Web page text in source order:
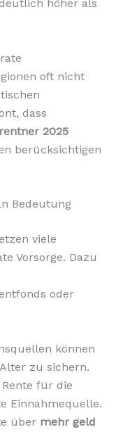
höher als
oft nicht
dass
2025
berücksichtigen
Bedeutung
viele
Vorsorge. Dazu
oder
können
zu sichern.
für die
Einnahmequelle.
über mehr geld